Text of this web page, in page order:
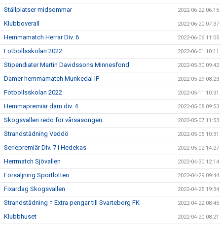
Ställplatser midsommar 2022-06-22 06:15
Klubboverall 2022-06-20 07:37
Hemmamatch Herrar Div. 6 2022-06-06 11:05
Fotbollsskolan 2022 2022-06-01 10:11
Stipendiater Martin Davidssons Minnesfond 2022-05-30 09:42
Damer hemmamatch Munkedal IP 2022-05-29 08:23
Fotbollsskolan 2022 2022-05-11 10:31
Hemmapremiär dam div. 4 2022-05-08 09:53
Skogsvallen redo för vårsäsongen. 2022-05-07 11:53
Strandstädning Veddö 2022-05-05 10:31
Seriepremiär Div. 7 i Hedekas 2022-05-02 14:27
Herrmatch Sjövallen 2022-04-30 12:14
Försäljning Sportlotten 2022-04-29 09:44
Fixardag Skogsvallen 2022-04-25 19:34
Strandstädning = Extra pengar till Svarteborg FK 2022-04-22 08:45
Klubbhuset 2022-04-20 08:21